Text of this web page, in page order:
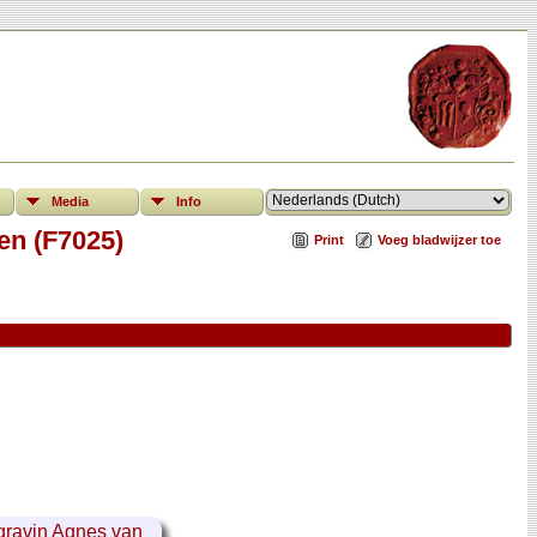
Media Info
Print Voeg bladwijzer toe
(F7025)
Agnes van